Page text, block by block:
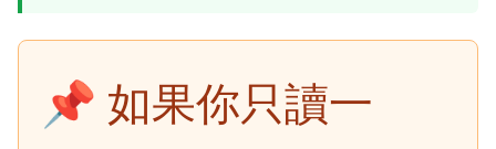
📌 如果你只讀一